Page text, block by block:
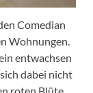
Comedian
Wohnungen.
entwachsen
dabei nicht
roten Blüte